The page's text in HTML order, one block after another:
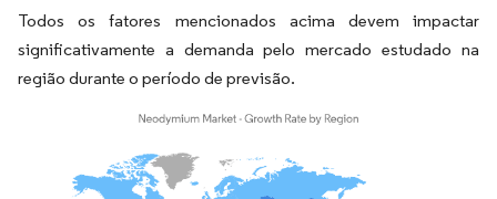
Todos os fatores mencionados acima devem impactar
significativamente a demanda pelo mercado estudado na
região durante o período de previsão.